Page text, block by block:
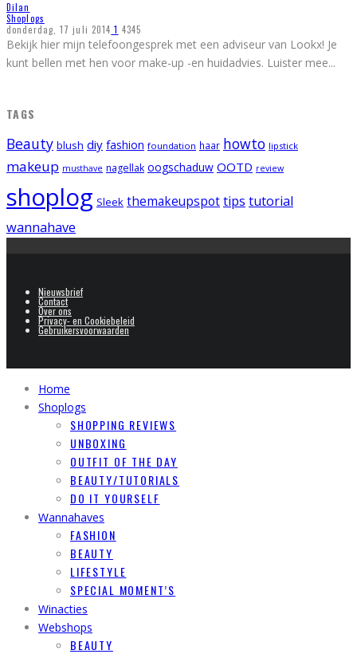
Dilan
Shoplogs
donderdag, 17 juli 2014 1 4345
Bekijk hier mijn telefoongesprek met een adviseur van Lookx! Je
kunt bellen met hen voor make-up -en huidadvies. Luister mee...
TAGS
Beauty blush diy fashion foundation haar howto lipstick
makeup musthave nagellak oogschaduw OOTD review
shoplog Sleek themakeupspottips tutorial
wannahave
Nieuwsbrief
Contact
Over ons
Privacy- en Cookiebeleid
Gebruikersvoorwaarden
Home
Shoplogs
SHOPPING REVIEWS
UNBOXING
OUTFIT OF THE DAY
BEAUTY/TUTORIALS
DO IT YOURSELF
Wannahaves
FASHION
BEAUTY
LIFESTYLE
SPECIAL MOMENT’S
Winacties
Webshops
BEAUTY